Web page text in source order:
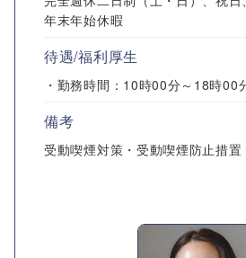
年末年始休暇
待遇/福利厚生
・勤務時間：10時00分～18時00
備考
受動喫煙対策・受動喫煙防止措置